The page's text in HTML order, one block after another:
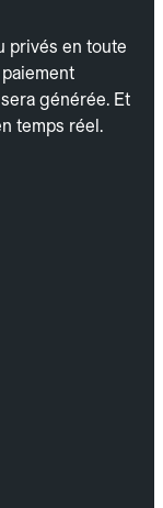
privés en toute
générée. Et
temps réel.